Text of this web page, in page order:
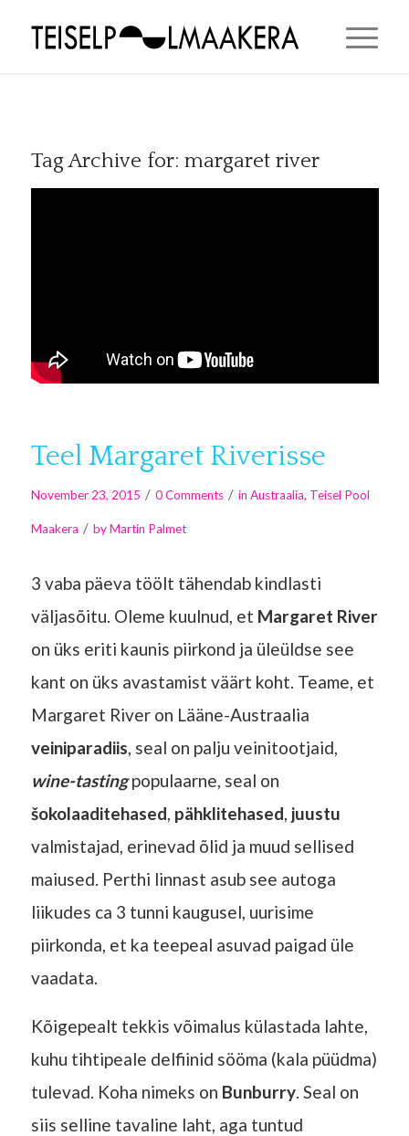
Tag Archive for: margaret river
Teel Margaret Riverisse
November 23, 2015 / 0 Comments / in Austraalia, Teisel Pool
Maakera / byMartin Palmet
3 vaba päeva töölt tähendab kindlasti
väljasõitu. Oleme kuulnud, et Margaret River
on üks eriti kaunis piirkond ja üleüldse see
kant on üks avastamist väärt koht. Teame, et
Margaret River on Lääne-Austraalia
veiniparadiis, seal on palju veinitootjaid,
wine-tastingpopulaarne, seal on
šokolaaditehased, pähklitehased, juustu
valmistajad, erinevad õlid ja muud sellised
maiused. Perthi linnast asub see autoga
liikudes ca 3 tunni kaugusel, uurisime
piirkonda, et ka teepeal asuvad paigad üle
vaadata.
Kõigepealt tekkis võimalus külastada lahte,
kuhu tihtipeale delfiinid sööma (kala püüdma)
tulevad. Koha nimeks on Bunburry. Seal on
siis selline tavaline laht, aga tuntud